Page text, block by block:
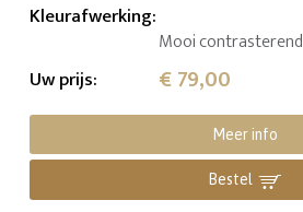
Kleurafwerking:
Mooi
Uw prijs: € 79,00
Meer info
Bestel